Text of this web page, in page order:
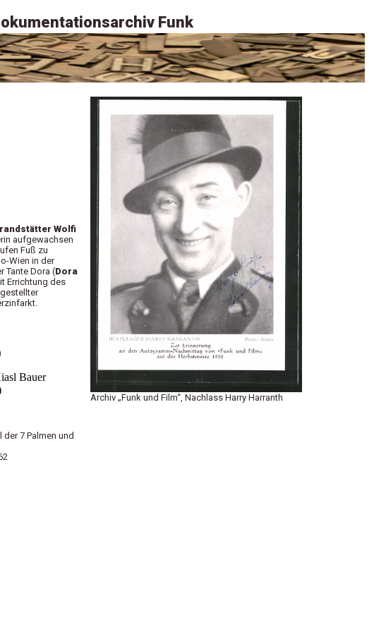
Funk
Wolfi
aufgewachsen
Fuß zu
Wien in der
Tante Dora (Dora
Errichtung des
Bauer
7 Palmen und
Archiv „Funk und Film“, Nachlass Harry Harranth